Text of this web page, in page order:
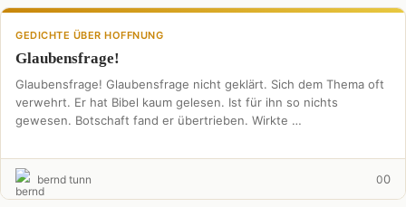
GEDICHTE ÜBER HOFFNUNG
Glaubensfrage!
Glaubensfrage! Glaubensfrage nicht geklärt. Sich dem Thema oft
verwehrt. Er hat Bibel kaum gelesen. Ist für ihn so nichts
gewesen. Botschaft fand er übertrieben. Wirkte …
bernd tunn 00